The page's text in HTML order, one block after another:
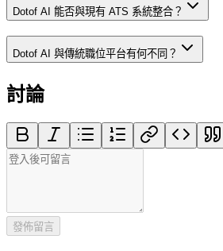
Dotof AI 能否與現有 ATS 系統整合？
Dotof AI 與傳統職位平台有何不同？
討論
發佈留言